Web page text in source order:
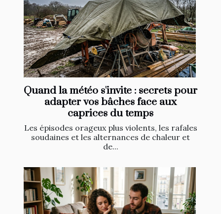
Quand la météo s'invite : secrets pour
adapter vos bâches face aux
caprices du temps
Les épisodes orageux plus violents, les rafales
soudaines et les alternances de chaleur et
de...